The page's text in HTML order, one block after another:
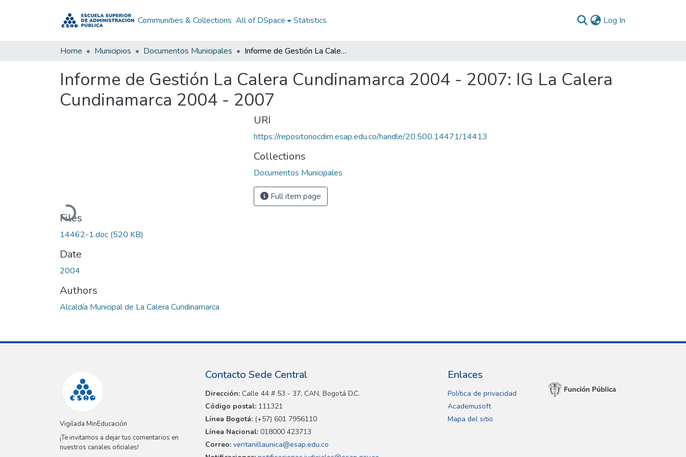
Communities & Collections All of DSpace Statistics Log In
Home Municipios Documentos Municipales Informe de Gestión La Calera Cundinamarca 2004 - 2007: IG La Calera Cundinamarca 2004 - 2007
Informe de Gestión La Calera Cundinamarca 2004 - 2007: IG La Calera
Cundinamarca 2004 - 2007
Loading...
Files
14462-1.doc (520 KB)
Date
2004
Authors
Alcaldía Municipal de La Calera Cundinamarca
URI
https://repositoriocdim.esap.edu.co/handle/20.500.14471/14413
Collections
Documentos Municipales
Full item page
Vigilada MinEducación
¡Te invitamos a dejar tus comentarios en
nuestros canales oficiales!
Contacto Sede Central
Dirección: Calle 44 # 53 - 37, CAN, Bogotá D.C.
Código postal: 111321
Línea Bogotá: (+57) 601 7956110
Línea Nacional: 018000 423713
Correo: ventanillaunica@esap.edu.co
Enlaces
Política de privacidad
Academusoft
Mapa del sitio